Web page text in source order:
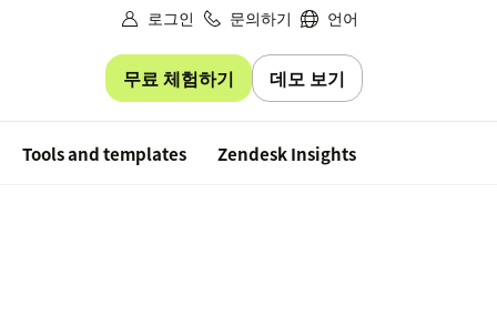
로그인 문의하기 언어
무료 체험하기 데모 보기
Tools and templates Zendesk Insights